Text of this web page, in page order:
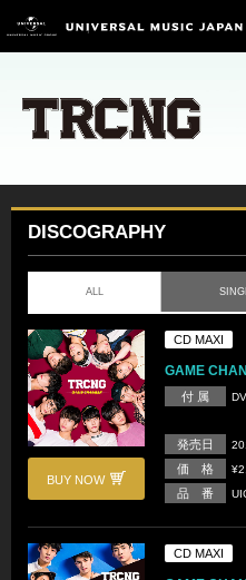
DISCOGRAPHY
ALL
BUY NOW
CD MAXI
GAME
付 属
発売日
価 格
品 番
CD MAXI